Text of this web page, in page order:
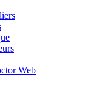
Web